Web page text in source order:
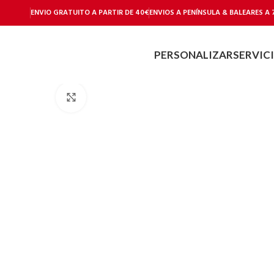
ENVIO GRATUITO A PARTIR DE 40€ENVIOS A PENÍNSULA & BALEARES A
PERSONALIZAR